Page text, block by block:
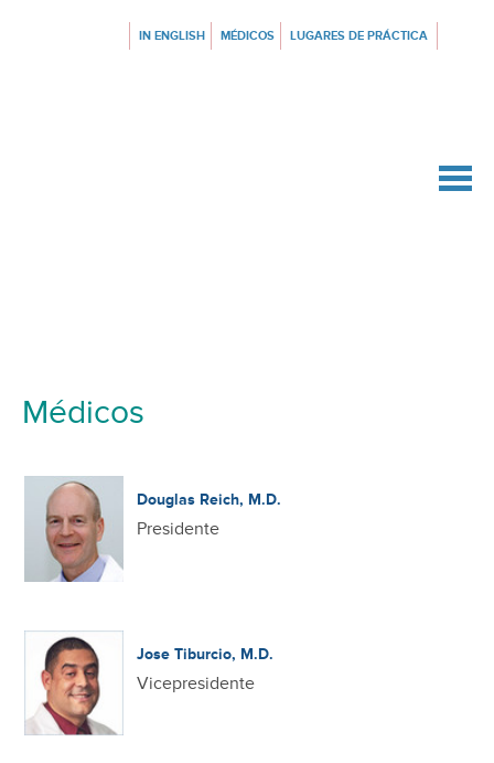
IN ENGLISH MÉDICOS LUGARES DE PRÁCTICA
Médicos
Douglas Reich, M.D.
Presidente
Jose Tiburcio, M.D.
Vicepresidente